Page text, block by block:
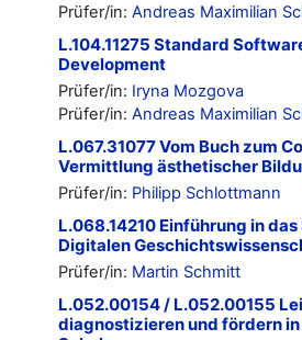
Prüfer/in: Andreas Maximilian
L.104.11275 Standard
Development
Prüfer/in: Iryna Mozgova
Prüfer/in: Andreas Maximilian
L.067.31077 Vom Buch zum
Vermittlung ästhetischer
Prüfer/in: Philipp Schlottmann
L.068.14210 Einführung in
Digitalen
Prüfer/in: Martin Schmitt
L.052.00154 / L.052.00155
diagnostizieren und fördern